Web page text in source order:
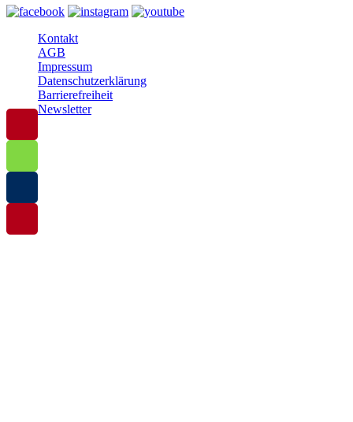
Kontakt
AGB
Impressum
Datenschutzerklärung
Barrierefreiheit
Newsletter